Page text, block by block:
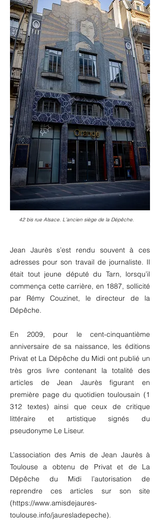
42 bis rue Alsace. L’ancien siège de la Dépêche.
Jean Jaurès s’est rendu souvent à ces
adresses pour son travail de journaliste. Il
était tout jeune député du Tarn, lorsqu’il
commença cette carrière, en 1887, sollicité
par Rémy Couzinet, le directeur de la
Dépêche.
En 2009, pour le cent-cinquantième
anniversaire de sa naissance, les éditions
Privat et La Dépêche du Midi ont publié un
très gros livre contenant la totalité des
articles de Jean Jaurès figurant en
première page du quotidien toulousain (1
312 textes) ainsi que ceux de critique
littéraire et artistique signés du
pseudonyme Le Liseur.
L’association des Amis de Jean Jaurès à
Toulouse a obtenu de Privat et de La
Dépêche du Midi l’autorisation de
reprendre ces articles sur son site
(https://www.amisdejaures-
toulouse.info/jauresladepeche).